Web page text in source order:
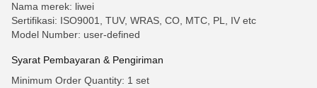
Nama merek: liwei
Sertifikasi: ISO9001, TUV, WRAS, CO, MTC, PL, IV etc
Model Number: user-defined
Syarat Pembayaran & Pengiriman
Minimum Order Quantity: 1 set